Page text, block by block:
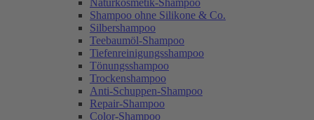
Naturkosmetik-Shampoo
Shampoo ohne Silikone & Co.
Silbershampoo
Teebaumöl-Shampoo
Tiefenreinigungsshampoo
Tönungsshampoo
Trockenshampoo
Anti-Schuppen-Shampoo
Repair-Shampoo
Color-Shampoo